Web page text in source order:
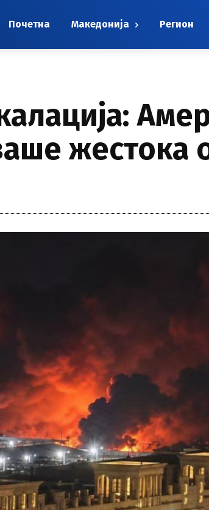
Почетна Македонија Регион
жестока